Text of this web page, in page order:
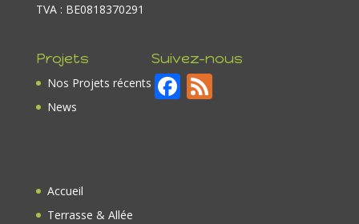
TVA : BE0818370291
Projets
Nos Projets récents
News
Suivez-nous
F F
Accueil
Terrasse & Allée